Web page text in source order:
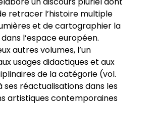
retracer l’histoire multiple
et de cartographier la
l’espace européen.
autres volumes, l’un
usages didactiques et aux
de la catégorie (vol.
ses réactualisations dans les
artistiques contemporaines